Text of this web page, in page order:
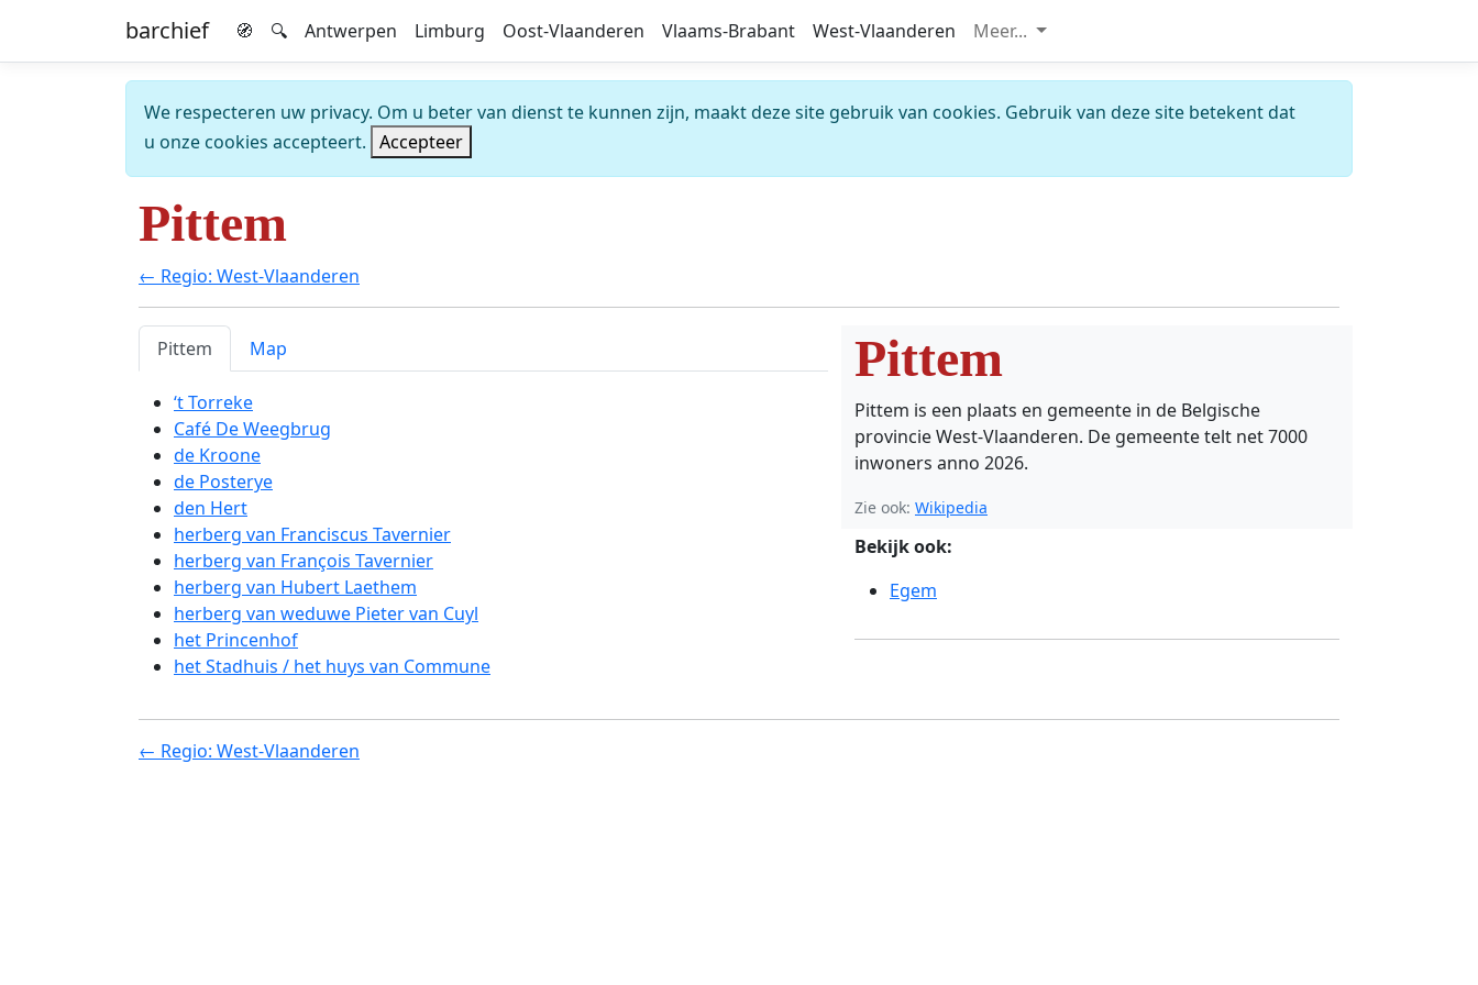
barchief 🧭 🔍 Antwerpen Limburg Oost-Vlaanderen Vlaams-Brabant West-Vlaanderen Meer...
We respecteren uw privacy. Om u beter van dienst te kunnen zijn, maakt deze site gebruik van cookies. Gebruik van deze site betekent dat
u onze cookies accepteert. Accepteer
Pittem
← Regio: West-Vlaanderen
Pittem Map
‘t Torreke
Café De Weegbrug
de Kroone
de Posterye
den Hert
herberg van Franciscus Tavernier
herberg van François Tavernier
herberg van Hubert Laethem
herberg van weduwe Pieter van Cuyl
het Princenhof
het Stadhuis / het huys van Commune
Pittem
Pittem is een plaats en gemeente in de Belgische
provincie West-Vlaanderen. De gemeente telt net 7000
inwoners anno 2026.
Zie ook: Wikipedia
Bekijk ook:
Egem
← Regio: West-Vlaanderen